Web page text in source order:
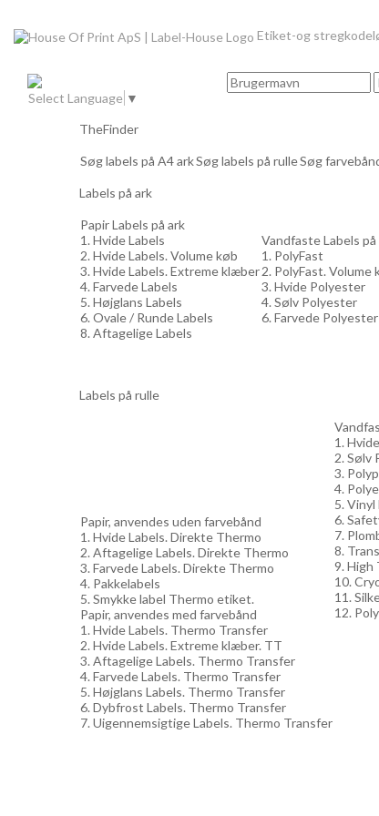
Etiket-og
Select Language ▼
TheFinder
Søg labels på A4 arkSøg labels på rulleSøg
Labels på ark
Papir Labels på ark
1. Hvide Labels
2. Hvide Labels. Volume køb
3. Hvide Labels. Extreme klæber
4. Farvede Labels
5. Højglans Labels
6. Ovale / Runde Labels
8. Aftagelige Labels
Vandfaste Labels på
1. PolyFast
2. PolyFast. Volume
3. Hvide Polyester
4. Sølv Polyester
6. Farvede Polyester
Labels på rulle
Papir, anvendes uden farvebånd
1. Hvide Labels. Direkte Thermo
2. Aftagelige Labels. Direkte Thermo
3. Farvede Labels. Direkte Thermo
4. Pakkelabels
5. Smykke label Thermo etiket.
Papir, anvendes med farvebånd
1. Hvide Labels. Thermo Transfer
2. Hvide Labels. Extreme klæber. TT
3. Aftagelige Labels. Thermo Transfer
4. Farvede Labels. Thermo Transfer
5. Højglans Labels. Thermo Transfer
6. Dybfrost Labels. Thermo Transfer
7. Uigennemsigtige Labels. Thermo Transfer
1.
2. Sølv
3.
4.
5. Vinyl
6.
7.
8.
9. High
10.
11.
12.